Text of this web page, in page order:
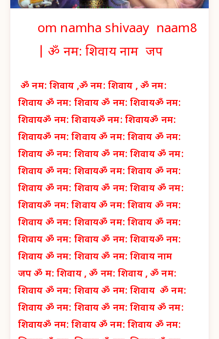
om namha shivaay naam8
ॐ नम: शिवाय नाम जप
ॐ नम: शिवाय ,ॐ नम: शिवाय , ॐ नम:
शिवाय ॐ नम: शिवाय ॐ नम: शिवायॐ नम:
शिवायॐ नम: शिवायॐ नम: शिवायॐ नम:
शिवायॐ नम: शिवायॐ नम: शिवाय ॐ नम:
शिवाय ॐ नम: शिवाय ॐ नम: शिवायॐ नम:
शिवाय ॐ नम: शिवायॐ नम: शिवाय ॐ नम:
शिवाय ॐ नम: शिवाय ॐ नम: शिवायॐ नम:
शिवायॐ नम: शिवायॐ नम: शिवाय ॐ नम:
शिवाय ॐ नम: शिवायॐ नम: शिवाय ॐ नम:
शिवाय ॐ नम: शिवाय ॐ नम: शिवायॐ नम:
शिवाय ॐ नम: शिवाय ॐ नम: शिवाय नाम
जप ॐ म: शिवाय , ॐ नम: शिवाय , ॐ नम:
शिवाय ॐ नम: शिवाय ॐ नम: शिवायॐ नम:
शिवाय ॐ नम: शिवाय ॐ नम: शिवायॐ नम:
शिवायॐ नम: शिवायॐ नम: शिवाय ॐ नम: